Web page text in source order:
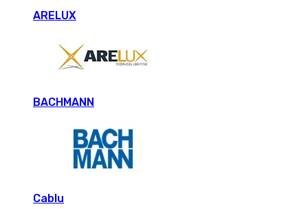
ARELUX
BACHMANN
Cablu